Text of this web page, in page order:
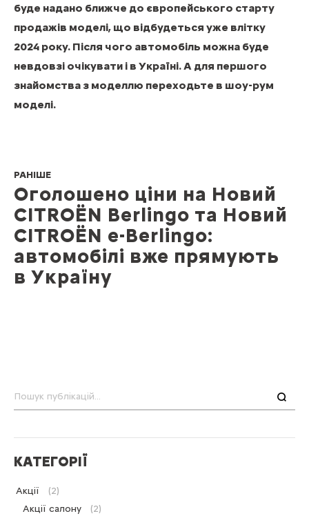
буде надано ближче до європейського старту
продажів моделі, що відбудеться уже влітку
2024 року. Після чого автомобіль можна буде
невдовзі очікувати і в Україні. А для першого
знайомства з моделлю переходьте в шоу-рум
моделі.
РАНІШЕ
Оголошено ціни на Новий
CITROЁN Berlingo та Новий
CITROЁN e-Berlingo:
автомобілі вже прямують
в Україну
КАТЕГОРІЇ
Акції
(2)
Акції салону
(2)